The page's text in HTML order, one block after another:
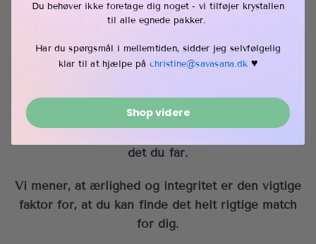
Kvalitet du kan regne
med
dét du får.
Vi mener, at ærlighed og integritet er den vigtige
faktor for, at du kan finde det helt rigtige match
for dig.
Du behøver ikke foretage dig noget - vi tilføjer krystallen
til alle egnede pakker.
Har du spørgsmål i mellemtiden, sidder jeg selvfølgelig
klar til at hjælpe på christine@savasana.dk ♥︎
Shop videre